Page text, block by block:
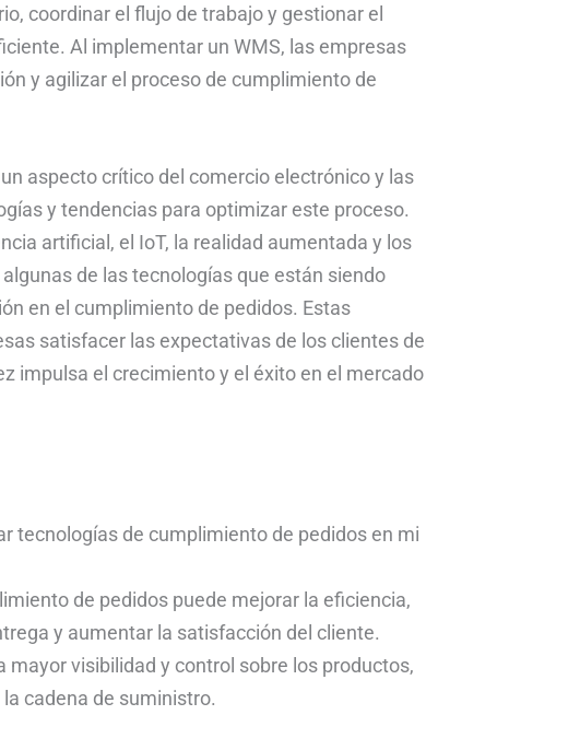
coordinar el flujo de trabajo y gestionar el
Al implementar un WMS, las empresas
y agilizar el proceso de cumplimiento de
aspecto crítico del comercio electrónico y las
y tendencias para optimizar este proceso.
artificial, el IoT, la realidad aumentada y los
de las tecnologías que están siendo
en el cumplimiento de pedidos. Estas
satisfacer las expectativas de los clientes de
impulsa el crecimiento y el éxito en el mercado
tecnologías de cumplimiento de pedidos en mi
de pedidos puede mejorar la eficiencia,
y aumentar la satisfacción del cliente.
visibilidad y control sobre los productos,
cadena de suministro.